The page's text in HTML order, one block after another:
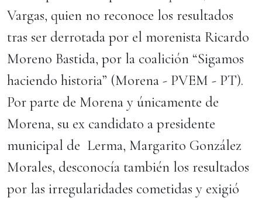
Vargas, quien no reconoce los resultados
tras ser derrotada por el morenista Ricardo
Moreno Bastida, por la coalición “Sigamos
haciendo historia” (Morena - PVEM - PT).
Por parte de Morena y únicamente de
Morena, su ex candidato a presidente
municipal de Lerma, Margarito González
Morales, desconocía también los resultados
por las irregularidades cometidas y exigió